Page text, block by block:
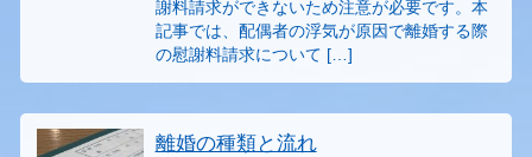
謝料請求ができないため注意が必要です。本
記事では、配偶者の浮気が原因で離婚する際
の慰謝料請求について […]
離婚の種類と流れ